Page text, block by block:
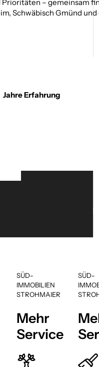
Prioritäten – gemeinsam
Schwäbisch Gmünd und
Jahre Erfahrung
rund um den
SÜD-
IMMOBILIEN
STROHMAIER
Mehr
Service
SÜD-